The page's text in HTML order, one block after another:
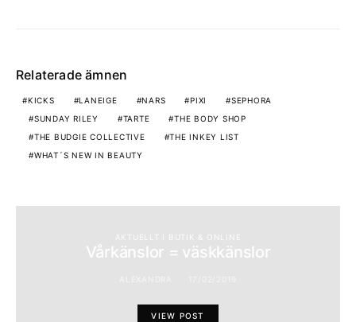
Relaterade ämnen
KICKS LANEIGE NARS PIXI
SEPHORA
SUNDAY RILEY
TARTE
THE BODY SHOP
THE BUDGIE COLLECTIVE
THE INKEY LIST
WHAT´S NEW IN BEAUTY
AKTUELLT I BUTIK & ONLINE
Vårkänslor = väskkänslor
VIEW POST